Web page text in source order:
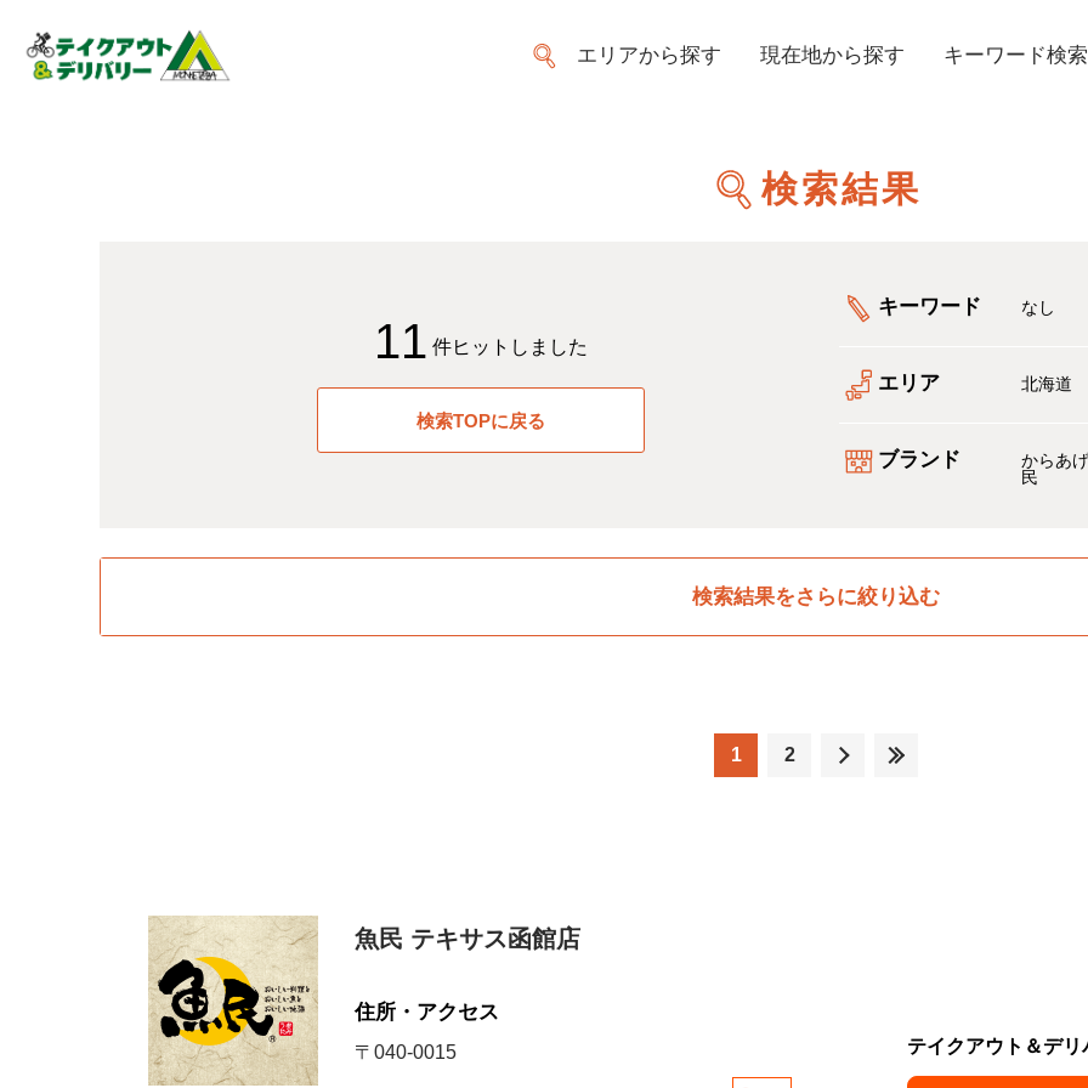
エリアから探す 現在地から探す キーワード検索
検索結果
11 件ヒットしました
検索TOPに戻る
キーワード なし
エリア 北海道
ブランド からあ
民
検索結果をさらに絞り込む
1 2
魚民 テキサス函館店
住所・アクセス
〒040-0015 テイクアウト＆デリ